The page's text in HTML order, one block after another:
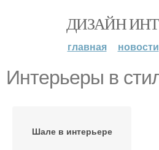
ДИЗАЙН
главная новости
Интерьеры в
Шале в интерьере